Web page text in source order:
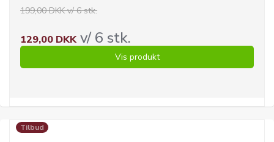
199,00 DKK v/ 6 stk.
129,00 DKKv/ 6 stk.
Vis produkt
Tilbud